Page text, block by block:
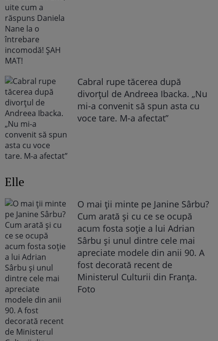
Cabral rupe tăcerea după
divorțul de Andreea Ibacka. „Nu
mi-a convenit să spun asta cu
voce tare. M-a afectat”
Elle
O mai ții minte pe Janine Sârbu?
Cum arată și cu ce se ocupă
acum fosta soție a lui Adrian
Sârbu și unul dintre cele mai
apreciate modele din anii 90. A
fost decorată recent de
Ministerul Culturii din Franța.
Foto